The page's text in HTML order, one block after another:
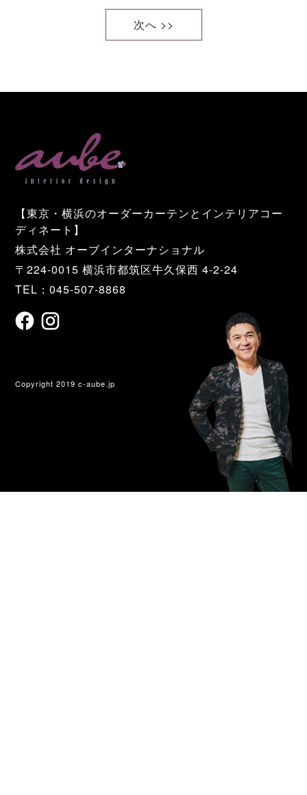
次へ >>
【東京・横浜のオーダーカーテンとインテリアコー
ディネート】
株式会社 オーブインターナショナル
〒224-0015 横浜市都筑区牛久保西 4-2-24
TEL：045-507-8868
Copyright 2019 c-aube.jp